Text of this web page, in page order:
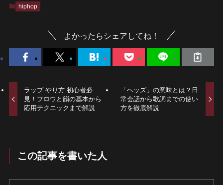
hiphop
よかったらシェアしてね！
ラップ やり方 初心者必
見！フロウと韻の基本から
応用テクニックまで解説
「ヘッズ」の意味とは？日
常会話から歌詞までの使い
方を徹底解説
この記事を書いた人